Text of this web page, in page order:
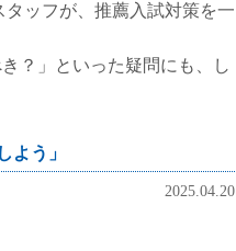
ッフが、推薦入試対策を一
？」といった疑問にも、し
よう」
2025.04.20